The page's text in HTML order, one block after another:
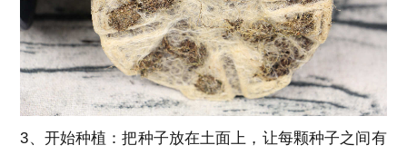
3、开始种植：把种子放在土面上，让每颗种子之间有